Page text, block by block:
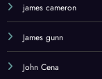
james cameron
James gunn
John Cena